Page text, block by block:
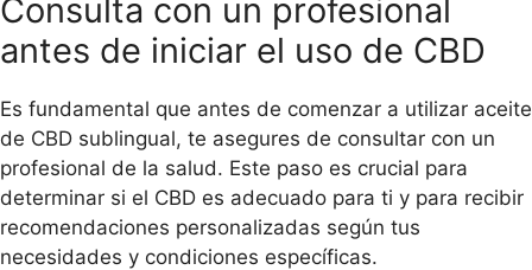
Consulta con un profesional
antes de iniciar el uso de CBD
Es fundamental que antes de comenzar a utilizar aceite
de CBD sublingual, te asegures de consultar con un
profesional de la salud. Este paso es crucial para
determinar si el CBD es adecuado para ti y para recibir
recomendaciones personalizadas según tus
necesidades y condiciones específicas.